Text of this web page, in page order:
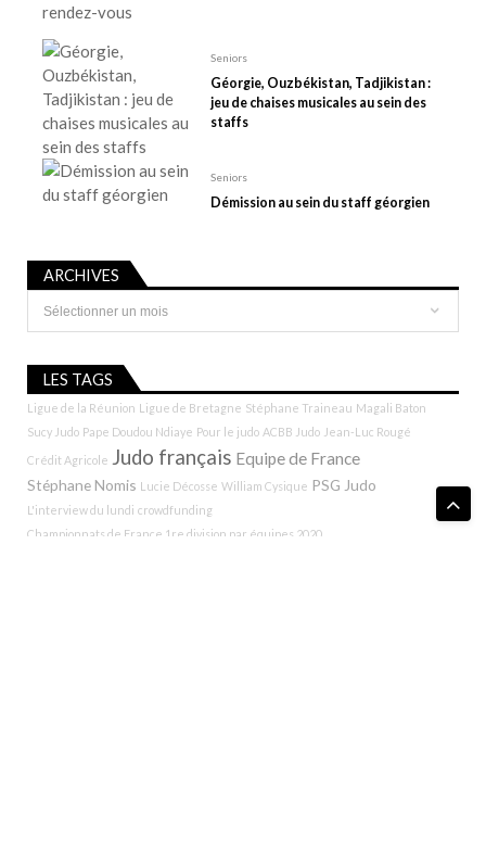
Seniors
Géorgie, Ouzbékistan, Tadjikistan :
jeu de chaises musicales au sein des
staffs
Seniors
Démission au sein du staff géorgien
ARCHIVES
Archives
LES TAGS
Ligue de la Réunion Ligue de Bretagne Stéphane Traineau Magali Baton
Sucy Judo Pape Doudou Ndiaye Pour le judo ACBB Judo Jean-Luc Rougé
Crédit Agricole Judo français Equipe de France
Stéphane Nomis Lucie Décosse William Cysique PSG Judo
L'interview du lundi crowdfunding
Championnats de France 1re division par équipes 2020